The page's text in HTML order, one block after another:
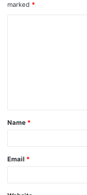
marked *
t
*
Name *
Email *